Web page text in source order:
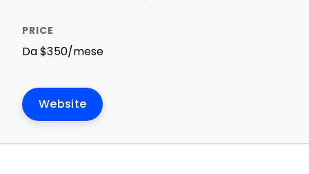
Da $350/mese
Website